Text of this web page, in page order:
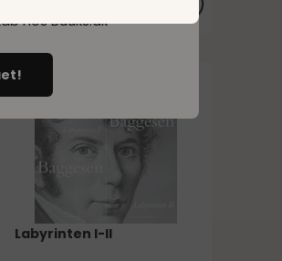
hos Buuks.dk
SPAR
Labyrinten I-II